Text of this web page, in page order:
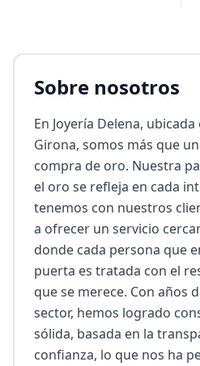
Sobre nosotros
En Joyería Delena,
Girona, somos más que
compra de oro. Nuestra
el oro se refleja en cada
tenemos con nuestros
a ofrecer un servicio
donde cada persona que
puerta es tratada con el
que se merece. Con años
sector, hemos logrado
sólida, basada en la
confianza, lo que nos ha